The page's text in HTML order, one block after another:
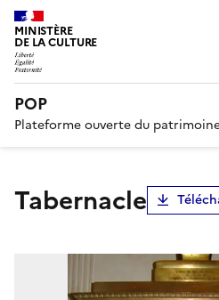
MINISTÈRE
DE LA CULTURE
POP
Plateforme ouverte du
tabernacle